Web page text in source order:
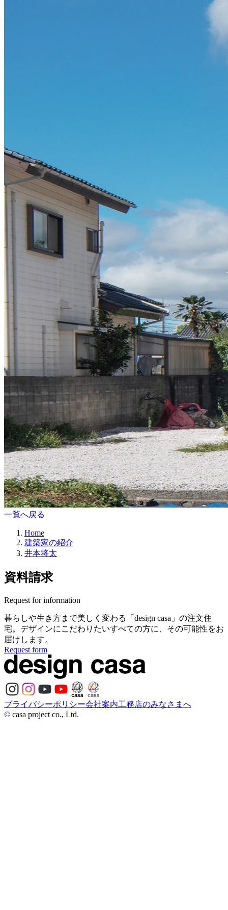
一覧へ戻る
Home
建築家の紹介
井本将太
資料請求
Request for information
暮らしや生き方まで美しく変わる
「design casa」の注文住
宅。 デザインにこだわりたいすべての方に、 その可能性をお
届けします。
Request form
プライバシーポリシー会社案内工務店のみなさまへ
© casa project co., Ltd.